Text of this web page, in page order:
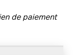
de paiement